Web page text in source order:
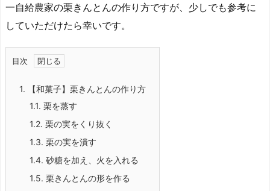
一自給農家の栗きんとんの作り方ですが、少しでも参考に
していただけたら幸いです。
目次
1. 【和菓子】栗きんとんの作り方
1.1. 栗を蒸す
1.2. 栗の実をくり抜く
1.3. 栗の実を潰す
1.4. 砂糖を加え、火を入れる
1.5. 栗きんとんの形を作る